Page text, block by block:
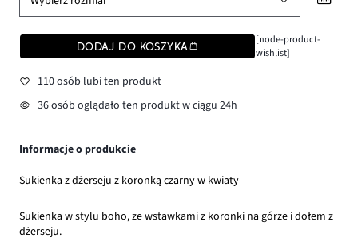
DODAJ DO KOSZYKA
[node-product-
wishlist]
110 osób lubi ten produkt
36 osób oglądało ten produkt w ciągu 24h
Informacje o produkcie
Sukienka z dżerseju z koronką czarny w kwiaty
Sukienka w stylu boho, ze wstawkami z koronki na górze i dołem z
dżerseju.